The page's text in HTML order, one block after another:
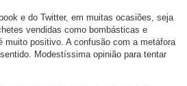
e do Twitter, em muitas ocasiões, seja
vendidas como bombásticas e
muito positivo. A confusão com a metáfora
Modestíssima opinião para tentar